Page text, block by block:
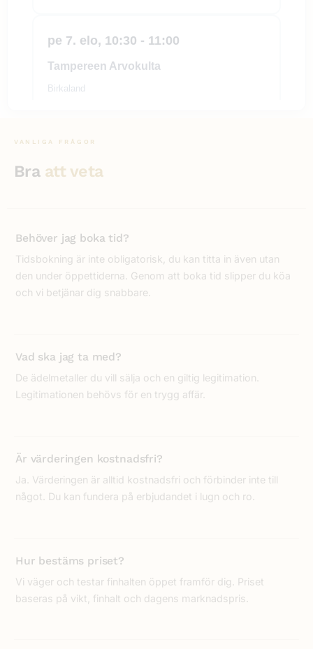
pe 7. elo, 10:30 - 11:00
Tampereen Arvokulta
Birkaland
Hämeenpuisto 31 LT 7
Tampereen Arvokulta
Birkaland
Tammerfors
pe 7. elo, 12:00 - 12:30
Tampereen Arvokulta
Hämeenpuisto 31 LT 7
VANLIGA FRÅGOR
Bra att veta
Behöver jag boka tid?
Tidsbokning är inte obligatorisk, du kan titta in även utan
den under öppettiderna. Genom att boka tid slipper du köa
och vi betjänar dig snabbare.
Vad ska jag ta med?
De ädelmetaller du vill sälja och en giltig legitimation.
Legitimationen behövs för en trygg affär.
Är värderingen kostnadsfri?
Ja. Värderingen är alltid kostnadsfri och förbinder inte till
något. Du kan fundera på erbjudandet i lugn och ro.
Hur bestäms priset?
Vi väger och testar finhalten öppet framför dig. Priset
baseras på vikt, finhalt och dagens marknadspris.